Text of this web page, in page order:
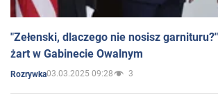
"Zełenski, dlaczego nie nosisz
żart w Gabinecie Owalnym
Rozrywka03.03.2025 09:28 3